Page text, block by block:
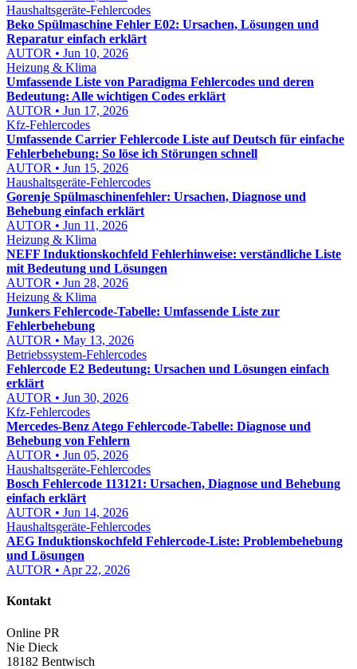
Haushaltsgeräte-Fehlercodes
Beko Spülmaschine Fehler E02: Ursachen, Lösungen und
Reparatur einfach erklärt
AUTOR • Jun 10, 2026
Heizung & Klima
Umfassende Liste von Paradigma Fehlercodes und deren
Bedeutung: Alle wichtigen Codes erklärt
AUTOR • Jun 17, 2026
Kfz-Fehlercodes
Umfassende Carrier Fehlercode Liste auf Deutsch für einfache
Fehlerbehebung: So löse ich Störungen schnell
AUTOR • Jun 15, 2026
Haushaltsgeräte-Fehlercodes
Gorenje Spülmaschinenfehler: Ursachen, Diagnose und
Behebung einfach erklärt
AUTOR • Jun 11, 2026
Heizung & Klima
NEFF Induktionskochfeld Fehlerhinweise: verständliche Liste
mit Bedeutung und Lösungen
AUTOR • Jun 28, 2026
Heizung & Klima
Junkers Fehlercode-Tabelle: Umfassende Liste zur
Fehlerbehebung
AUTOR • May 13, 2026
Betriebssystem-Fehlercodes
Fehlercode E2 Bedeutung: Ursachen und Lösungen einfach
erklärt
AUTOR • Jun 30, 2026
Kfz-Fehlercodes
Mercedes-Benz Atego Fehlercode-Tabelle: Diagnose und
Behebung von Fehlern
AUTOR • Jun 05, 2026
Haushaltsgeräte-Fehlercodes
Bosch Fehlercode 113121: Ursachen, Diagnose und Behebung
einfach erklärt
AUTOR • Jun 14, 2026
Haushaltsgeräte-Fehlercodes
AEG Induktionskochfeld Fehlercode-Liste: Problembehebung
und Lösungen
AUTOR • Apr 22, 2026
Kontakt
Online PR
Nie Dieck
18182 Bentwisch